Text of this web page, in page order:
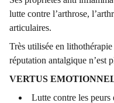
lutte contre l’arthrose,
articulaires.
Très utilisée en
réputation antalgique n’est
VERTUS
Lutte contre les peurs